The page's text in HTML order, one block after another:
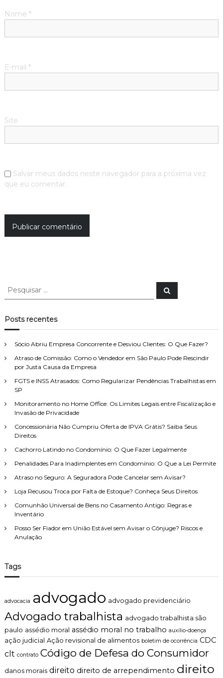
Nome *
E-mail *
Site
Salvar meus dados neste navegador para a próxima vez
que eu comentar.
P
q
u
s
a
p
r
P
e
s
Posts recentes
Sócio Abriu Empresa Concorrente e Desviou Clientes: O Que Fazer?
Atraso de Comissão: Como o Vendedor em São Paulo Pode Rescindir
por Justa Causa da Empresa
FGTS e INSS Atrasados: Como Regularizar Pendências Trabalhistas em
SP
Monitoramento no Home Office: Os Limites Legais entre Fiscalização e
Invasão de Privacidade
Concessionária Não Cumpriu Oferta de IPVA Grátis? Saiba Seus
Direitos
Cachorro Latindo no Condomínio: O Que Fazer Legalmente
Penalidades Para Inadimplentes em Condomínio: O Que a Lei Permite
Atraso no Seguro: A Seguradora Pode Cancelar sem Avisar?
Loja Recusou Troca por Falta de Estoque? Conheça Seus Direitos
Comunhão Universal de Bens no Casamento Antigo: Regras e
Inventário
Posso Ser Fiador em União Estável sem Avisar o Cônjuge? Riscos e
Anulação
Tags
advocacia advogado advogado previdenciário
Advogado trabalhista advogado trabalhista são
paulo assédio moral assédio moral no trabalho auxílio-doença
ação judicial Ação revisional de alimentos boletim de ocorrência CDC
clt contrato Código de Defesa do Consumidor
danos morais direito direito de arrependimento direito